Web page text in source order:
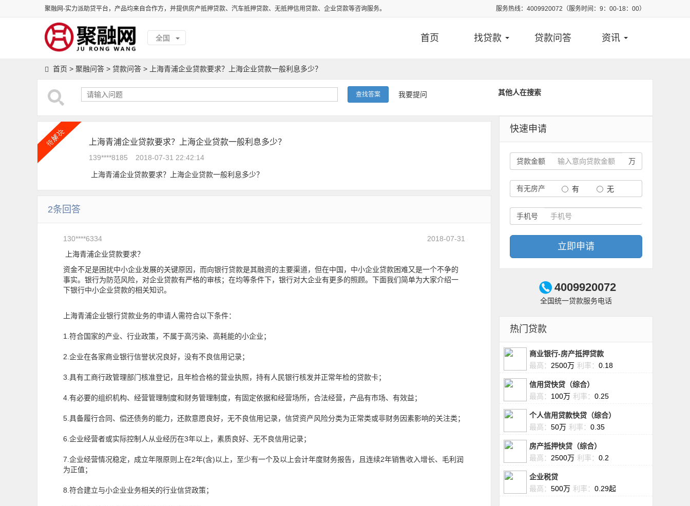
聚融网-实力派助贷平台，产品均来自合作方，并提供房产抵押贷款、汽车抵押贷款、无抵押信用贷款、企业贷款等咨询服务。 服务热线：4009920072（服务时间：9：00-18：00）
全国 首页 找贷款 贷款问答 资讯
首页 > 聚融问答 > 贷款问答 > 上海青浦企业贷款要求？上海企业贷款一般利息多少？
我要提问 其他人在搜索
上海青浦企业贷款要求？上海企业贷款一般利息多少？
139****8185 2018-07-31 22:42:14
上海青浦企业贷款要求？上海企业贷款一般利息多少？
2条回答
130****6334
2018-07-31
上海青浦企业贷款要求？
资金不足是困扰中小企业发展的关键原因，而向银行贷款是其融资的主要渠道，但在中国，中小企业贷款困难又是一个不争的
事实。银行为防范风险，对企业贷款有严格的审核；在均等条件下，银行对大企业有更多的照顾。下面我们简单为大家介绍一
下银行中小企业贷款的相关知识。
上海青浦企业银行贷款业务的申请人需符合以下条件：
1.符合国家的产业、行业政策，不属于高污染、高耗能的小企业；
2.企业在各家商业银行信誉状况良好，没有不良信用记录；
3.具有工商行政管理部门核准登记，且年检合格的营业执照，持有人民银行核发并正常年检的贷款卡；
4.有必要的组织机构、经营管理制度和财务管理制度，有固定依据和经营场所，合法经营，产品有市场、有效益；
5.具备履行合同、偿还债务的能力，还款意愿良好，无不良信用记录，信贷资产风险分类为正常类或非财务因素影响的关注类；
6.企业经营者或实际控制人从业经历在3年以上，素质良好、无不良信用记录；
7.企业经营情况稳定，成立年限原则上在2年(含)以上，至少有一个及以上会计年度财务报告，且连续2年销售收入增长、毛利润
为正值；
8.符合建立与小企业业务相关的行业信贷政策；
快速申请
贷款金额 万
有无房产 有 无
手机号
立即申请
4009920072
全国统一贷款服务电话
热门贷款
商业银行-房产抵押贷款
最高： 2500万 利率： 0.18
信用贷快贷（综合）
最高： 100万 利率： 0.25
个人信用贷款快贷（综合）
最高： 50万 利率： 0.35
房产抵押快贷（综合）
最高： 2500万 利率： 0.2
企业税贷
最高： 500万 利率： 0.29起